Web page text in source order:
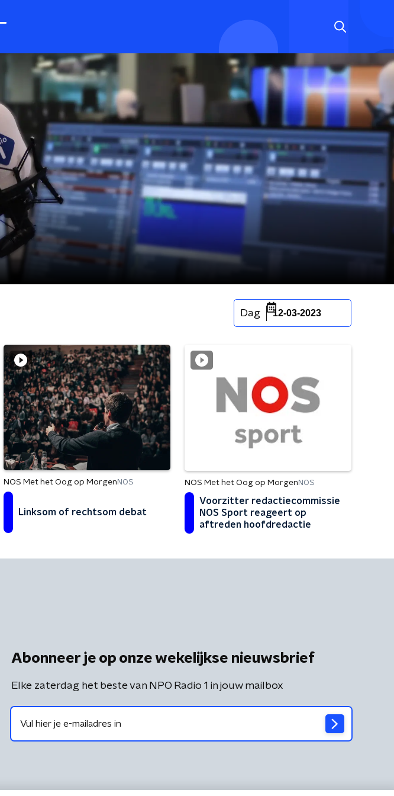
Dag 12-03-2023
NOS Met het Oog op Morgen NOS
Linksom of rechtsom debat
NOS Met het Oog op Morgen NOS
Voorzitter redactiecommissie
NOS Sport reageert op
aftreden hoofdredactie
Abonneer je op onze wekelijkse nieuwsbrief
Elke zaterdag het beste van NPO Radio 1 in jouw mailbox